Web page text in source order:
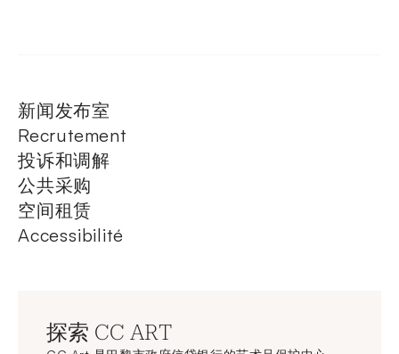
新闻发布室
Recrutement
投诉和调解
公共采购
空间租赁
Accessibilité
探索 CC ART